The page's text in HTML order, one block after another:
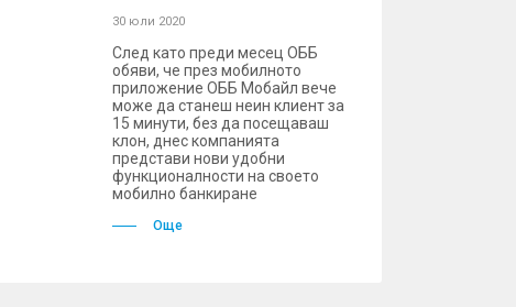
30 юли 2020
След като преди месец ОББ
обяви, че през мобилното
приложение ОББ Мобайл вече
може да станеш неин клиент за
15 минути, без да посещаваш
клон, днес компанията
представи нови удобни
функционалности на своето
мобилно банкиране
Още